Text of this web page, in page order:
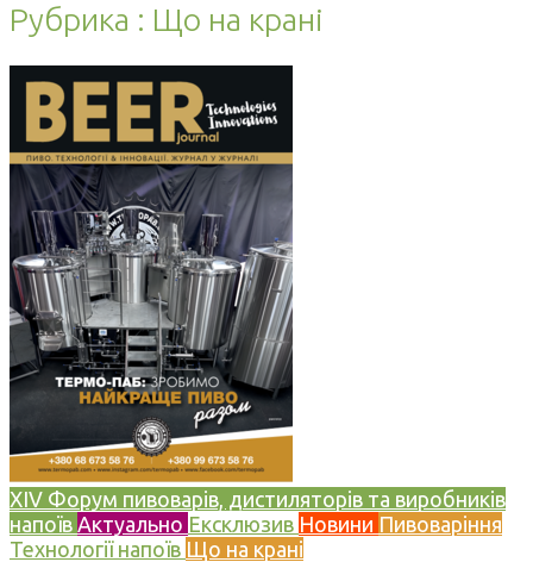
Рубрика : Що на крані
XIV Форум пивоварів, дистиляторів та виробників
напоїв Актуально Ексклюзив Новини Пивоваріння
Технології напоїв Що на крані